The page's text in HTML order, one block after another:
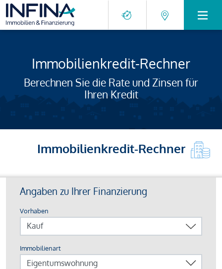
Immobilienkredit-Rechner
Berechnen Sie die Rate und Zinsen für
Ihren Kredit
Immobilienkredit-Rechner